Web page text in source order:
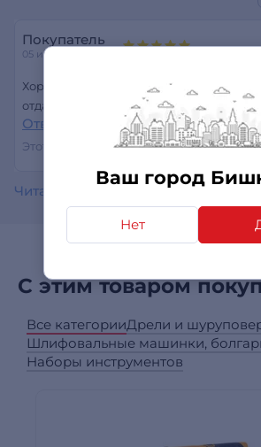
Ваш город
Нет
Покупатель
05 июня 2026
Хороший, качественный товар.
отдачи. Комфортен в использовании.
Ответить
Этот отзыв был полезен? 0
Читать все отзывы
С этим товаром
Все категорииДрели и
Шлифовальные машинки,
Наборы инструментов